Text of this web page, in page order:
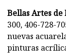
Bellas Artes
300, 406-728-
nuevas
pinturas